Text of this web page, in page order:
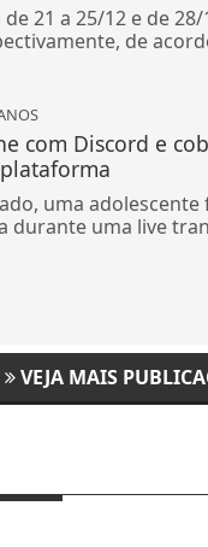
21 a 25/12 e de
de
com Discord e
uma
durante uma live
VEJA MAIS